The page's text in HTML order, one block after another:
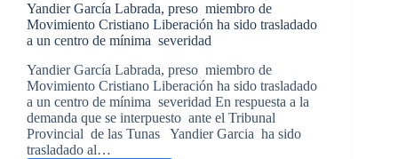
Yandier García Labrada, preso miembro de
Movimiento Cristiano Liberación ha sido trasladado
a un centro de mínima severidad
Yandier García Labrada, preso miembro de
Movimiento Cristiano Liberación ha sido trasladado
a un centro de mínima severidad En respuesta a la
demanda que se interpuesto ante el Tribunal
Provincial de las Tunas Yandier Garcia ha sido
trasladado al…